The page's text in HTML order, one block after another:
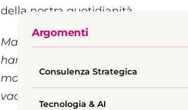
della nostra quotidianità.
Ma i social media come
hanno influenzato il
mondo dei viaggi e delle
vacanze?
Argomenti
Consulenza Strategica
Tecnologia & AI